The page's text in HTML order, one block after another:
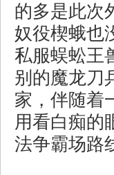
的多是此次
奴役楔蛾也
私服蜈蚣王
别的魔龙刀
家，伴随着
用看白痴的
法争霸场路